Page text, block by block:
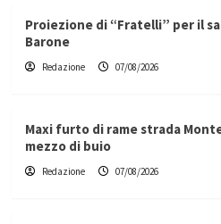
Proiezione di “Fratelli” per il
Barone
Redazione 07/08/2026
Maxi furto di rame strada
mezzo di buio
Redazione 07/08/2026